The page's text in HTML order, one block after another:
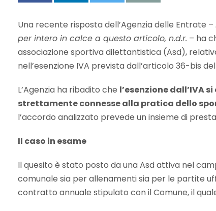
Una recente risposta dell’Agenzia delle Entrate –
per intero in calce a questo articolo, n.d.r. – ha
associazione sportiva dilettantistica (Asd),
nell’esenzione IVA prevista dall’articolo 36-bis del
L’Agenzia ha ribadito che l’esenzione dall’IVA
strettamente connesse alla pratica dello
l’accordo analizzato prevede un insieme di
Il caso in esame
Il quesito è stato posto da una Asd attiva nel
comunale sia per allenamenti sia per le partite
contratto annuale stipulato con il Comune, il